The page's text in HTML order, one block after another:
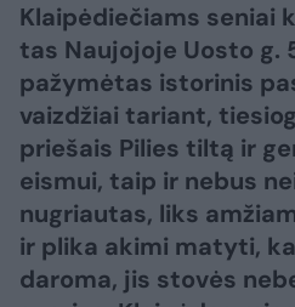
Klaipėdiečiams seniai
tas Naujojoje Uosto g.
pažymėtas istorinis
vaizdžiai tariant,
priešais Pilies tiltą ir
eismui, taip ir nebus
nugriautas, liks
ir plika akimi matyti,
daroma, jis stovės